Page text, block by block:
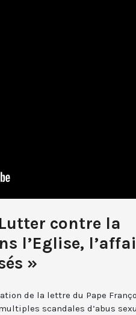
contre la
l’Eglise,
»
de la lettre du Pape
scandales d’abus